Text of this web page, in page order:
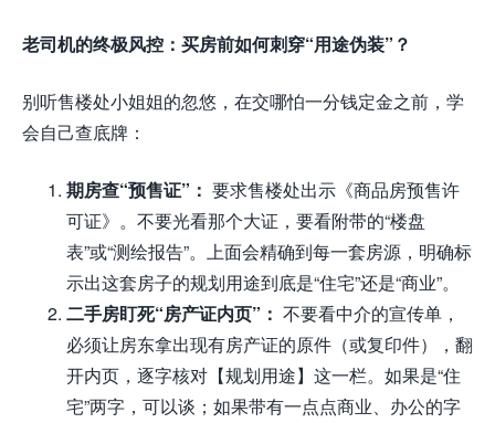
老司机的终极风控：买房前如何刺穿“用途伪装”？
别听售楼处小姐姐的忽悠，在交哪怕一分钱定金之前，学
会自己查底牌：
期房查“预售证”： 要求售楼处出示《商品房预售许
可证》。不要光看那个大证，要看附带的“楼盘
表”或“测绘报告”。上面会精确到每一套房源，明确标
示出这套房子的规划用途到底是“住宅”还是“商业”。
二手房盯死“房产证内页”： 不要看中介的宣传单，
必须让房东拿出现有房产证的原件（或复印件），翻
开内页，逐字核对【规划用途】这一栏。如果是“住
宅”两字，可以谈；如果带有一点点商业、办公的字